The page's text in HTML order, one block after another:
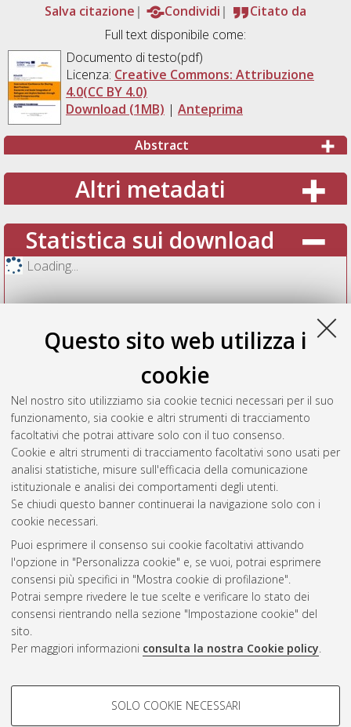
Questo sito web utilizza i
cookie
Nel nostro sito utilizziamo sia cookie tecnici necessari per il suo
funzionamento, sia cookie e altri strumenti di tracciamento
facoltativi che potrai attivare solo con il tuo consenso.
Cookie e altri strumenti di tracciamento facoltativi sono usati per
analisi statistiche, misure sull'efficacia della comunicazione
istituzionale e analisi dei comportamenti degli utenti.
Se chiudi questo banner continuerai la navigazione solo con i
cookie necessari.
Puoi esprimere il consenso sui cookie facoltativi attivando
l'opzione in "Personalizza cookie" e, se vuoi, potrai esprimere
consensi più specifici in "Mostra cookie di profilazione".
Potrai sempre rivedere le tue scelte e verificare lo stato dei
consensi rientrando nella sezione "Impostazione cookie" del
sito.
Per maggiori informazioni consulta la nostra Cookie policy.
COOKIE DI PROFILAZIONE -
SOLO COOKIE NECESSARI
Salva citazione
Condividi
Citato da
Full text disponibile come:
Documento di testo(pdf)
Licenza: Creative Commons: Attribuzione
4.0(CC BY 4.0)
Download (1MB) | Anteprima
Abstract
Altri metadati
Statistica sui download
Loading...
Vedi altre statistiche
Gestione del documento:
Atom
Rss
2.0
AMS Acta
ISSN: 2038-7954
re3data.org -
doi.org/10.17616/R3P19R
Servizio implementato e
Impostazioni Cookie